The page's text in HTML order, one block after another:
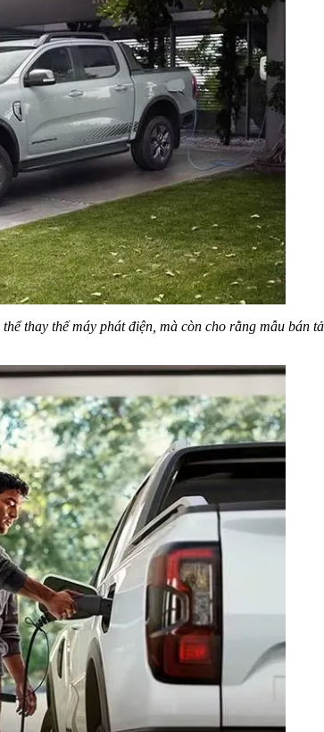
thay thế máy phát điện, mà còn cho rằng mẫu